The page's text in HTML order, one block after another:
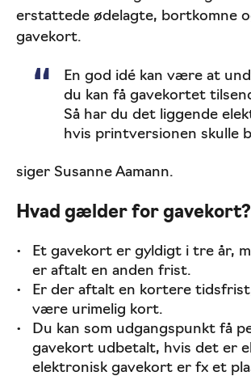
erstattede ødelagte, bortkomne
gavekort.
En god idé kan være at
du kan få gavekortet
Så har du det liggende
hvis printversionen skulle
siger Susanne Aamann.
Hvad gælder for gavekort?
Et gavekort er gyldigt i tre år,
er aftalt en anden frist.
Er der aftalt en kortere
være urimelig kort.
Du kan som udgangspunkt få
gavekort udbetalt, hvis det er
elektronisk gavekort er fx et